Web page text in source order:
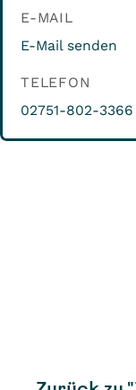
E-MAIL
E-Mail senden
TELEFON
02751-802-3366